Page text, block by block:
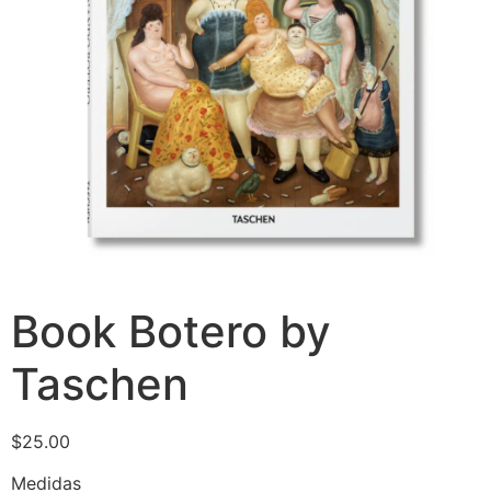
Book Botero by
Taschen
$25.00
Medidas